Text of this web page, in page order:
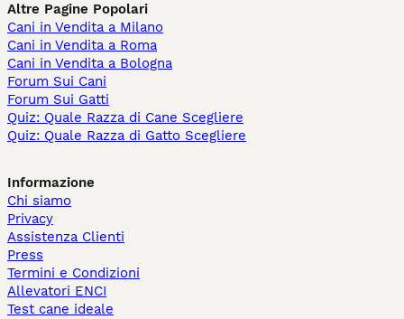
Altre Pagine Popolari
Cani in Vendita a Milano
Cani in Vendita a Roma
Cani in Vendita a Bologna
Forum Sui Cani
Forum Sui Gatti
Quiz: Quale Razza di Cane Scegliere
Quiz: Quale Razza di Gatto Scegliere
Informazione
Chi siamo
Privacy
Assistenza Clienti
Press
Termini e Condizioni
Allevatori ENCI
Test cane ideale